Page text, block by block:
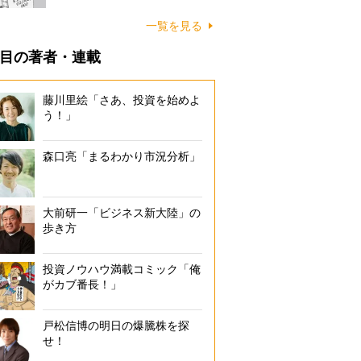
一覧を見る
の著者・連載
藤川里絵「さあ、投資を始めよ
う！」
森口亮「まるわかり市況分析」
大前研一「ビジネス新大陸」の
歩き方
投資ノウハウ満載コミック「俺
がカブ番長！」
戸松信博の明日の爆騰株を探
せ！